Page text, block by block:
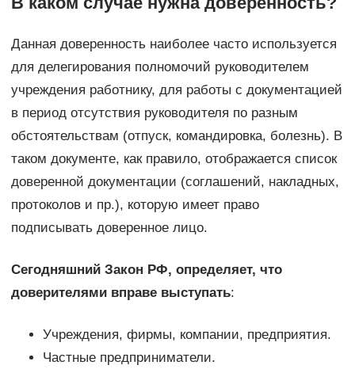
Данная доверенность наиболее часто используется
для делегирования полномочий руководителем
учреждения работнику, для работы с документацией
в период отсутствия руководителя по разным
обстоятельствам (отпуск, командировка, болезнь). В
таком документе, как правило, отображается список
доверенной документации (соглашений, накладных,
протоколов и пр.), которую имеет право
подписывать доверенное лицо.
Сегодняшний Закон РФ, определяет, что
доверителями вправе выступать:
Учреждения, фирмы, компании, предприятия.
Частные предприниматели.